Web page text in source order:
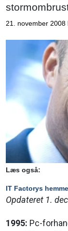
21. november 2008
Læs også:
IT Factorys
Opdateret 1.
1995: Pc-